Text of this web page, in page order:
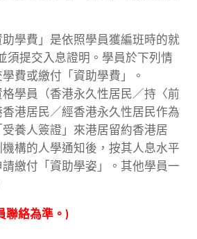
學費」是依照學員獲編班時的就
須提交入息證明。學員於下列情
費或繳付「資助學費」。
學員（香港永久性居民／持〈前
港居民／經香港永久性居民作為
養人簽證」來港居留約香港居
構的人學通知後，按其人息水平
繳付「資助學姿」。其他學員一
聯絡為準。)